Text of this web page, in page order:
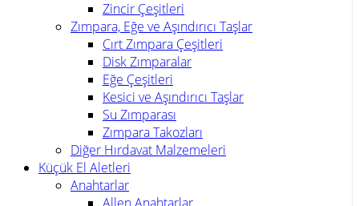
Zincir Çeşitleri
Zımpara, Eğe ve Aşındırıcı Taşlar
Cırt Zımpara Çeşitleri
Disk Zımparalar
Eğe Çeşitleri
Kesici ve Aşındırıcı Taşlar
Su Zımparası
Zımpara Takozları
Diğer Hırdavat Malzemeleri
Küçük El Aletleri
Anahtarlar